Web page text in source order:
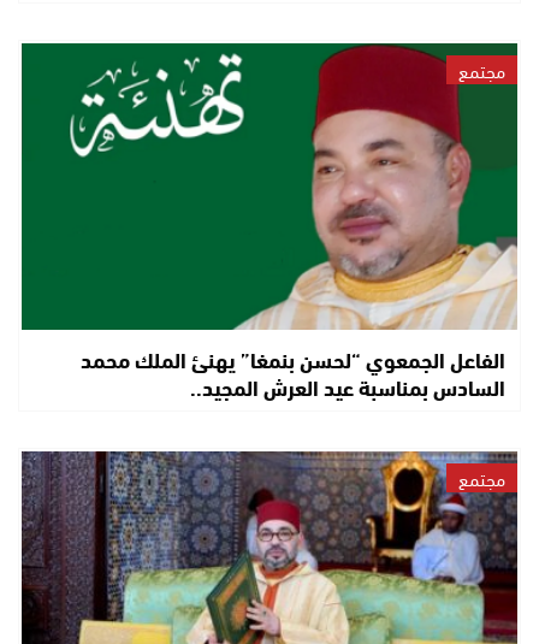
مجتمع
الفاعل الجمعوي “لحسن بنمغا” يهنئ الملك محمد
السادس بمناسبة عيد العرش المجيد..
مجتمع